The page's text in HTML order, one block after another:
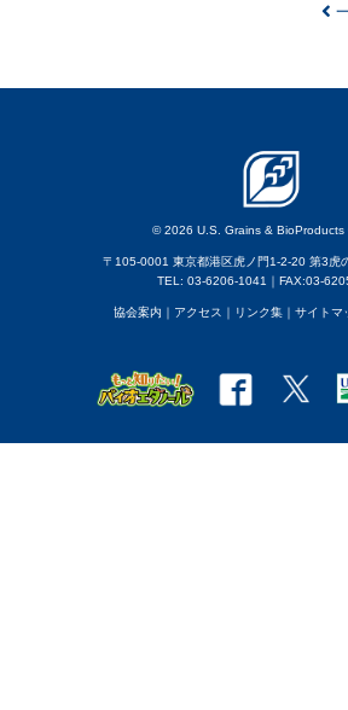
© 2026 U.S. Grains & BioProducts
〒105-0001 東京都港区虎ノ門1-2-20 第3虎
TEL: 03-6206-1041｜FAX:03-
協会案内 ｜アクセス ｜ リンク集 ｜ サイトマ